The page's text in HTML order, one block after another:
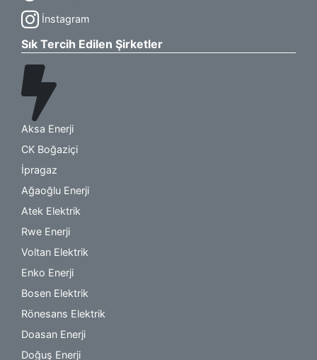
İnstagram
Sık Tercih Edilen Şirketler
Aksa Enerji
CK Boğaziçi
İpragaz
Ağaoğlu Enerji
Atek Elektrik
Rwe Enerji
Voltan Elektrik
Enko Enerji
Bosen Elektrik
Rönesans Elektrik
Doasan Enerji
Doğuş Enerji